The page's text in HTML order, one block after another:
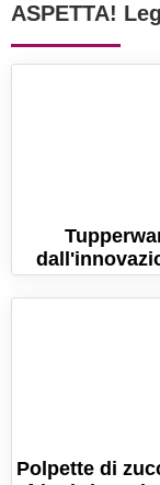
ASPETTA!
fallimento.
successo
Polpette di